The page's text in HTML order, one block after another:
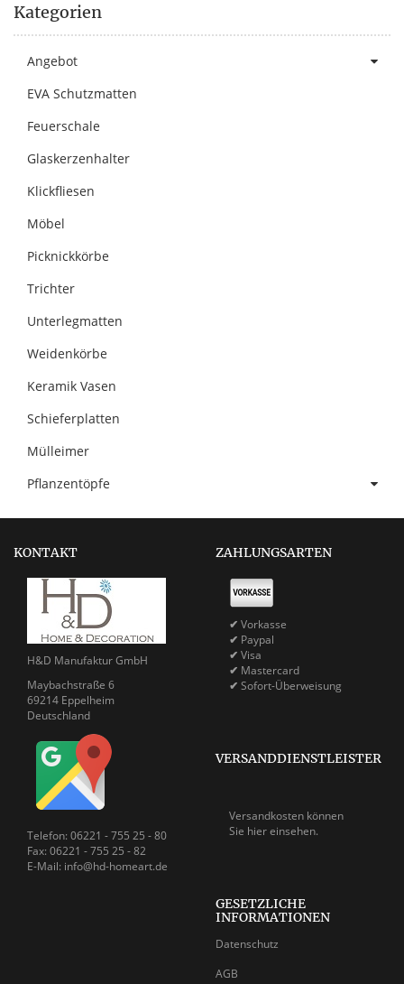
Kategorien
Angebot
EVA Schutzmatten
Feuerschale
Glaskerzenhalter
Klickfliesen
Möbel
Picknickkörbe
Trichter
Unterlegmatten
Weidenkörbe
Keramik Vasen
Schieferplatten
Mülleimer
Pflanzentöpfe
KONTAKT
H&D Manufaktur GmbH
Maybachstraße 6
69214 Eppelheim
Deutschland
Telefon: 06221 - 755 25 - 80
Fax: 06221 - 755 25 - 82
E-Mail: info@hd-homeart.de
ZAHLUNGSARTEN
✔ Vorkasse
✔ Paypal
✔ Visa
✔ Mastercard
✔ Sofort-Überweisung
VERSANDDIENSTLEISTER
Versandkosten können
Sie hier einsehen.
GESETZLICHE
INFORMATIONEN
Datenschutz
AGB